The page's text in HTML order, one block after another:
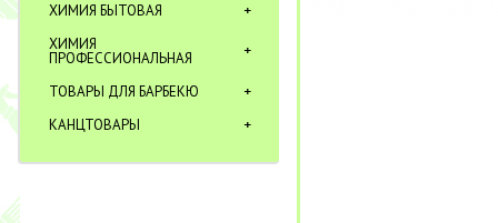
ХИМИЯ БЫТОВАЯ
ХИМИЯ
ПРОФЕССИОНАЛЬНАЯ
ТОВАРЫ ДЛЯ БАРБЕКЮ
КАНЦТОВАРЫ